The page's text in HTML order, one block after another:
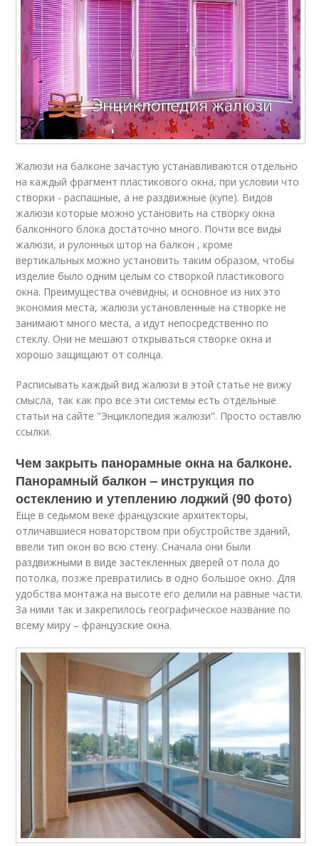
Жалюзи на балконе зачастую устанавливаются отдельно
на каждый фрагмент пластикового окна, при условии что
створки - распашные, а не раздвижные (купе). Видов
жалюзи которые можно установить на створку окна
балконного блока достаточно много. Почти все виды
жалюзи, и рулонных штор на балкон , кроме
вертикальных можно установить таким образом, чтобы
изделие было одним целым со створкой пластикового
окна. Преимущества очевидны, и основное из них это
экономия места, жалюзи установленные на створке не
занимают много места, а идут непосредственно по
стеклу. Они не мешают открываться створке окна и
хорошо защищают от солнца.
Расписывать каждый вид жалюзи в этой статье не вижу
смысла, так как про все эти системы есть отдельные
статьи на сайте "Энциклопедия жалюзи". Просто оставлю
ссылки.
Чем закрыть панорамные окна на балконе.
Панорамный балкон – инструкция по
остеклению и утеплению лоджий (90 фото)
Еще в седьмом веке французские архитекторы,
отличавшиеся новаторством при обустройстве зданий,
ввели тип окон во всю стену. Сначала они были
раздвижными в виде застекленных дверей от пола до
потолка, позже превратились в одно большое окно. Для
удобства монтажа на высоте его делили на равные части.
За ними так и закрепилось географическое название по
всему миру – французские окна.